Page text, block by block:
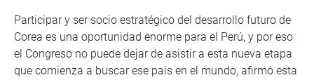
Participar y ser socio estratégico del desarrollo futuro de
Corea es una oportunidad enorme para el Perú, y por eso
el Congreso no puede dejar de asistir a esta nueva etapa
que comienza a buscar ese país en el mundo, afirmó esta